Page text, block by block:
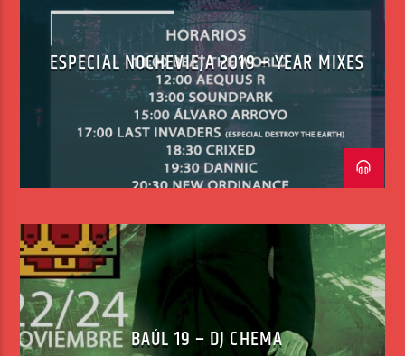
ESPECIAL NOCHEVIEJA 2019 – YEAR MIXES
BAÚL 19 – DJ CHEMA